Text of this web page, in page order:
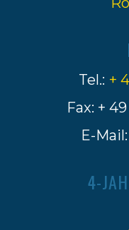
Tel.: +
Fax: +
E-Mail:
4-